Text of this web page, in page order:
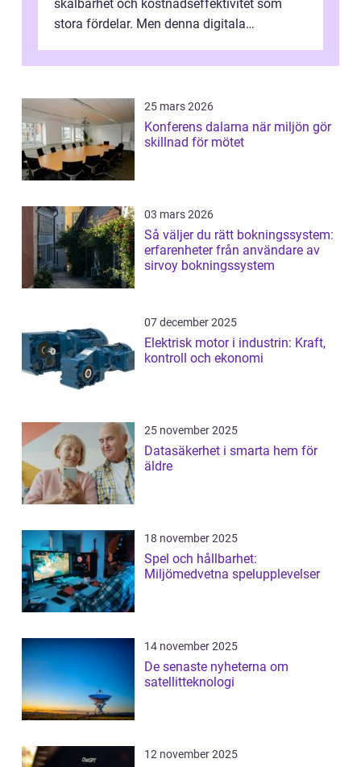
skalbarhet och kostnadseffektivitet som
stora fördelar. Men denna digitala
25 mars 2026
Konferens dalarna när miljön gör
skillnad för mötet
03 mars 2026
Så väljer du rätt bokningssystem:
erfarenheter från användare av
sirvoy bokningssystem
07 december 2025
Elektrisk motor i industrin: Kraft,
kontroll och ekonomi
25 november 2025
Datasäkerhet i smarta hem för
äldre
18 november 2025
Spel och hållbarhet:
Miljömedvetna spelupplevelser
14 november 2025
De senaste nyheterna om
satellitteknologi
12 november 2025